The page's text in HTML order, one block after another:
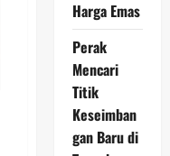
Harga Emas
Perak
Mencari
Titik
Keseimban
gan Baru di